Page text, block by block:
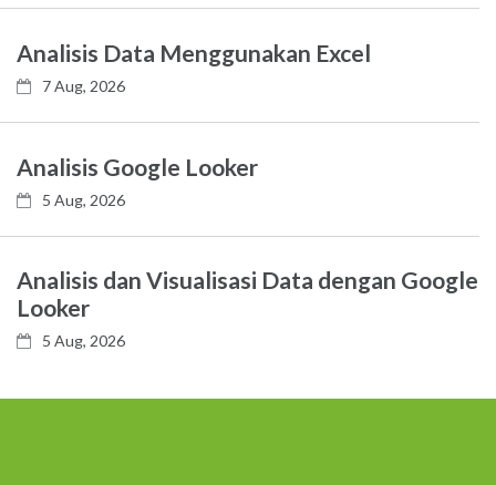
Analisis Data Menggunakan Excel
7 Aug, 2026
Analisis Google Looker
5 Aug, 2026
Analisis dan Visualisasi Data dengan Google
Looker
5 Aug, 2026